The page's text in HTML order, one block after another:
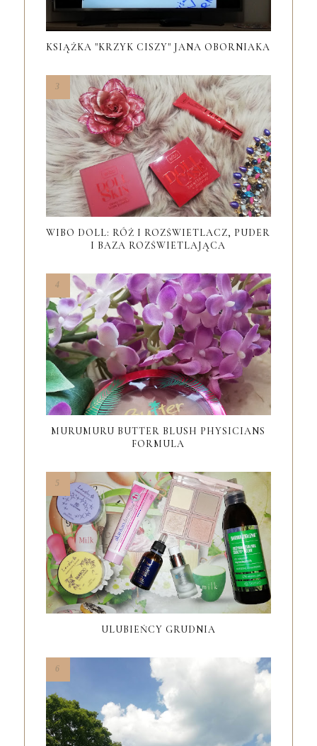
KSIĄŻKA "KRZYK CISZY" JANA OBORNIAKA
WIBO DOLL: RÓŻ I ROZŚWIETLACZ, PUDER
I BAZA ROZŚWIETLAJĄCA
MURUMURU BUTTER BLUSH PHYSICIANS
FORMULA
ULUBIEŃCY GRUDNIA